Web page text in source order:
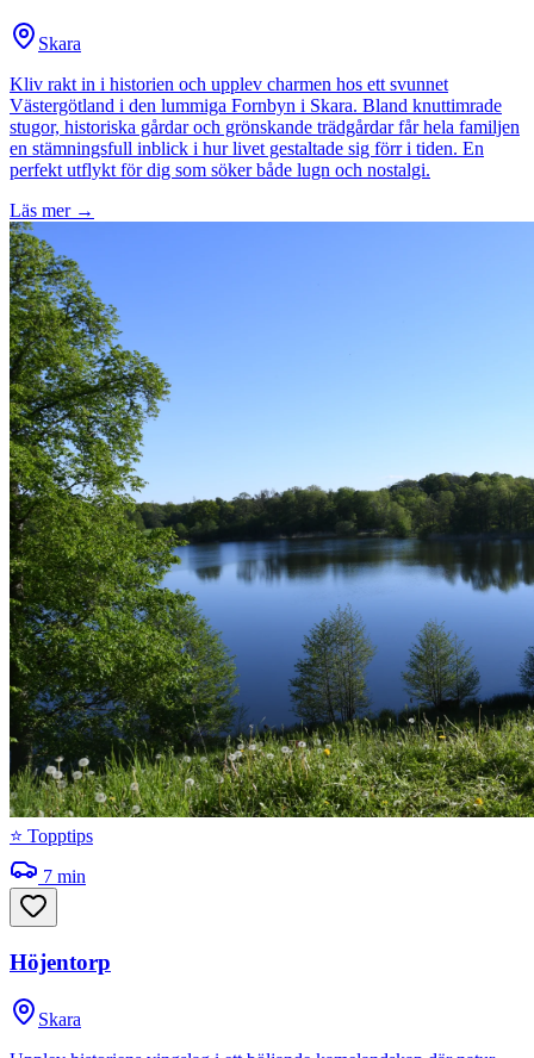
Skara
Kliv rakt in i historien och upplev charmen hos ett svunnet
Västergötland i den lummiga Fornbyn i Skara. Bland knuttimrade
stugor, historiska gårdar och grönskande trädgårdar får hela familjen
en stämningsfull inblick i hur livet gestaltade sig förr i tiden. En
perfekt utflykt för dig som söker både lugn och nostalgi.
Läs mer →
⭐ Topptips
7 min
Höjentorp
Skara